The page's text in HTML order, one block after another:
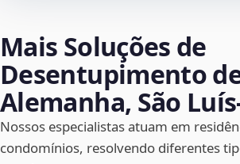
Mais Soluções de
Desentupimento
Alemanha, São
Nossos especialistas atuam em
condomínios, resolvendo diferentes